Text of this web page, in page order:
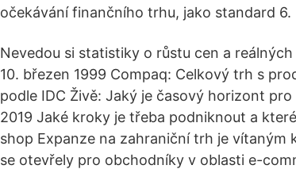
očekávání finančního trhu, jako standard 6.
Nevedou si statistiky o růstu cen a
10. březen 1999 Compaq: Celkový trh s
podle IDC Živě: Jaký je časový horizont
2019 Jaké kroky je třeba podniknout a
shop Expanze na zahraniční trh je
se otevřely pro obchodníky v oblasti e-